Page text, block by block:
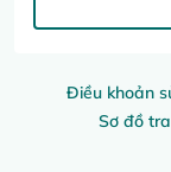
Điều khoản
Sơ đồ